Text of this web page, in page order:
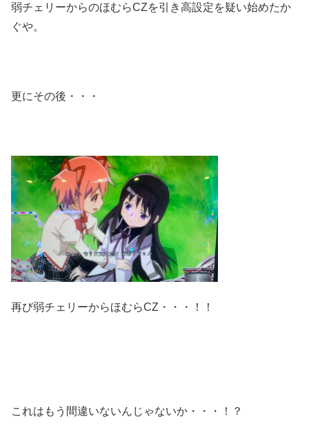
弱チェリーからのほむらCZを引き高設定を疑い始めたか
ぐや。
更にその後・・・
再び弱チェリーからほむらCZ・・・！！
これはもう間違いないんじゃないか・・・！？